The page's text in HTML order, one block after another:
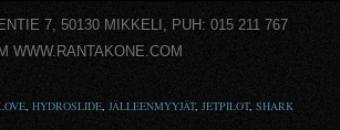
7, 50130 MIKKELI, PUH: 015 211 767
WWW.RANTAKONE.COM
, HYDROSLIDE, JÄLLEENMYYJÄT, JETPILOT, SHARK